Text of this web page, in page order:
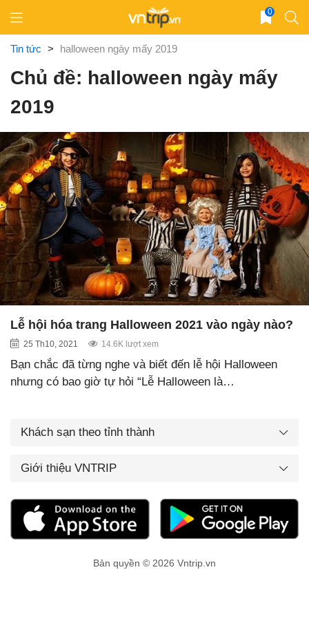
content
0
Tin tức > halloween ngày mấy 2019
Chủ đề: halloween ngày mấy
2019
Lễ hội hóa trang Halloween 2021 vào ngày nào?
25 Th10, 2021 14.6K lượt xem
Bạn chắc đã từng nghe và biết đến lễ hội Halloween
nhưng có bao giờ tự hỏi “Lễ Halloween là…
Khách sạn theo tỉnh thành
Giới thiệu VNTRIP
Bản quyền © 2026 Vntrip.vn